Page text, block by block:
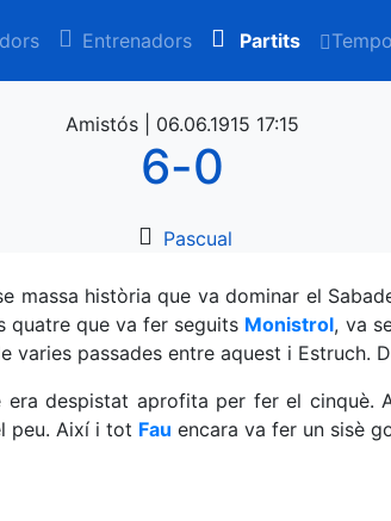
Entrenadors Partits
Amistós | 06.06.1915 17:15
6-0
Pascual
massa història que va dominar el
quatre que va fer seguits Monistrol, va
varies passades entre aquest i Estruch.
era despistat aprofita per fer el
peu. Així i tot Fau encara va fer un sisè